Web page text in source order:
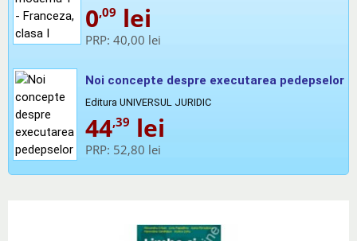
0,09 lei
PRP: 40,00 lei
Noi concepte despre executarea pedepselor
Editura UNIVERSUL JURIDIC
44,39 lei
PRP: 52,80 lei